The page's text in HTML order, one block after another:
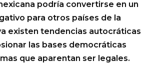
podría convertirse en un
para otros países de la
existen tendencias autocráticas
las bases democráticas
que aparentan ser legales.